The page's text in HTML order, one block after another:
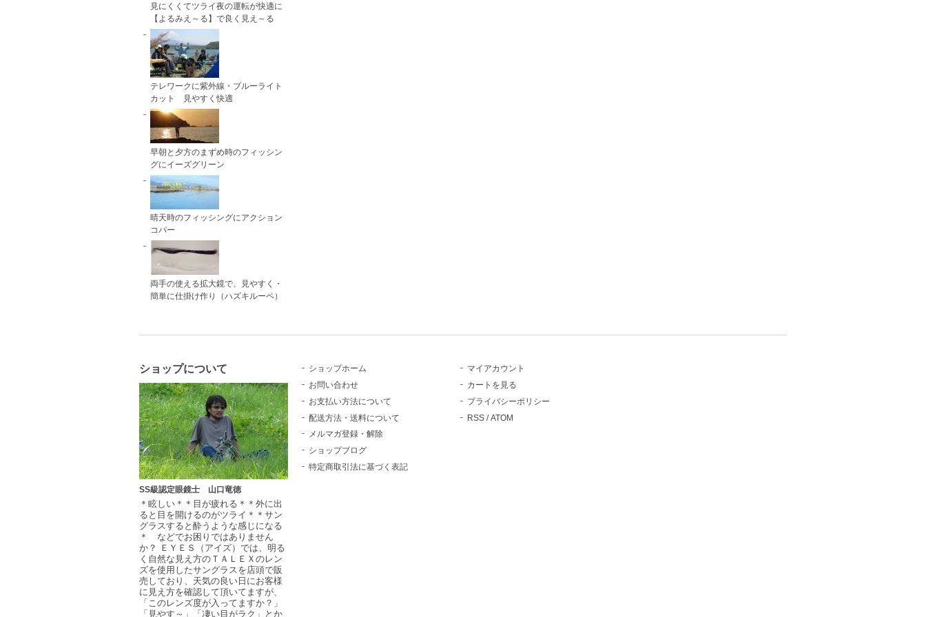
見にくくてツライ夜の運転が快適に
【よるみえ～る】で良く見え～る
テレワークに紫外線・ブルーライト
カット 見やすく快適
早朝と夕方のまずめ時のフィッシン
グにイーズグリーン
晴天時のフィッシングにアクション
コパー
両手の使える拡大鏡で、見やすく・
簡単に仕掛け作り（ハズキルーペ）
ショップについて
SS級認定眼鏡士 山口竜徳
＊眩しい＊＊目が疲れる＊＊外に出
ると目を開けるのがツライ＊＊サン
グラスすると酔うような感じになる
＊ などでお困りではありません
か？ ＥＹＥＳ（アイズ）では、明る
く自然な見え方のＴＡＬＥＸのレン
ズを使用したサングラスを店頭で販
売しており、天気の良い日にお客様
に見え方を確認して頂いてますが、
「このレンズ度が入ってますか？」
「見やす～」「凄い目がラク」とか
ショップホーム
お問い合わせ
お支払い方法について
配送方法・送料について
メルマガ登録・解除
ショップブログ
特定商取引法に基づく表記
マイアカウント
カートを見る
プライバシーポリシー
RSS /ATOM